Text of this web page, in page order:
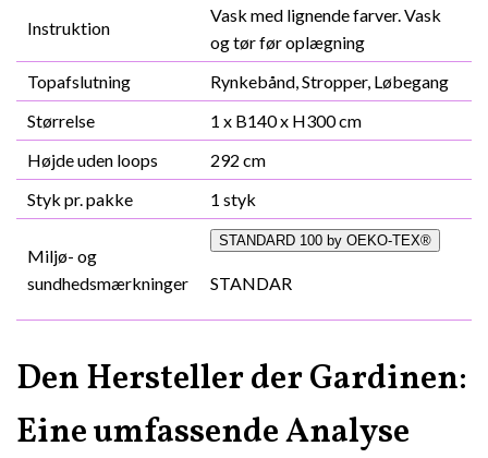
Instruktion
Vask med lignende farver. Vask
og tør før oplægning
Topafslutning
Rynkebånd, Stropper, Løbegang
Størrelse
1 x B140 x H300 cm
Højde uden loops
292 cm
Styk pr. pakke
1 styk
Miljø- og
sundhedsmærkninger
STANDARD 100 by OEKO-TEX®
STANDAR
Den Hersteller der Gardinen:
Eine umfassende Analyse